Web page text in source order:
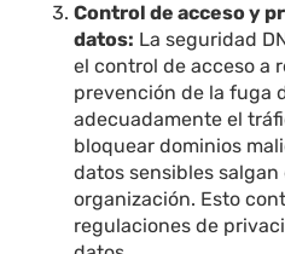
Control de acceso y
datos: La seguridad
el control de acceso a
prevención de la fuga
adecuadamente el
bloquear dominios
datos sensibles salgan
organización. Esto
regulaciones de